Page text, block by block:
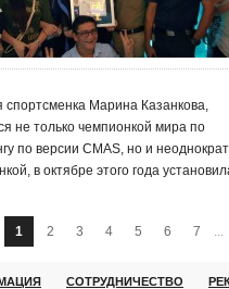
спортсменка Марина Казанкова,
не только чемпионкой мира по
по версии CMAS, но и
в октябре этого года
1 2 3 4 5 6 7 ...
СОТРУДНИЧЕСТВО